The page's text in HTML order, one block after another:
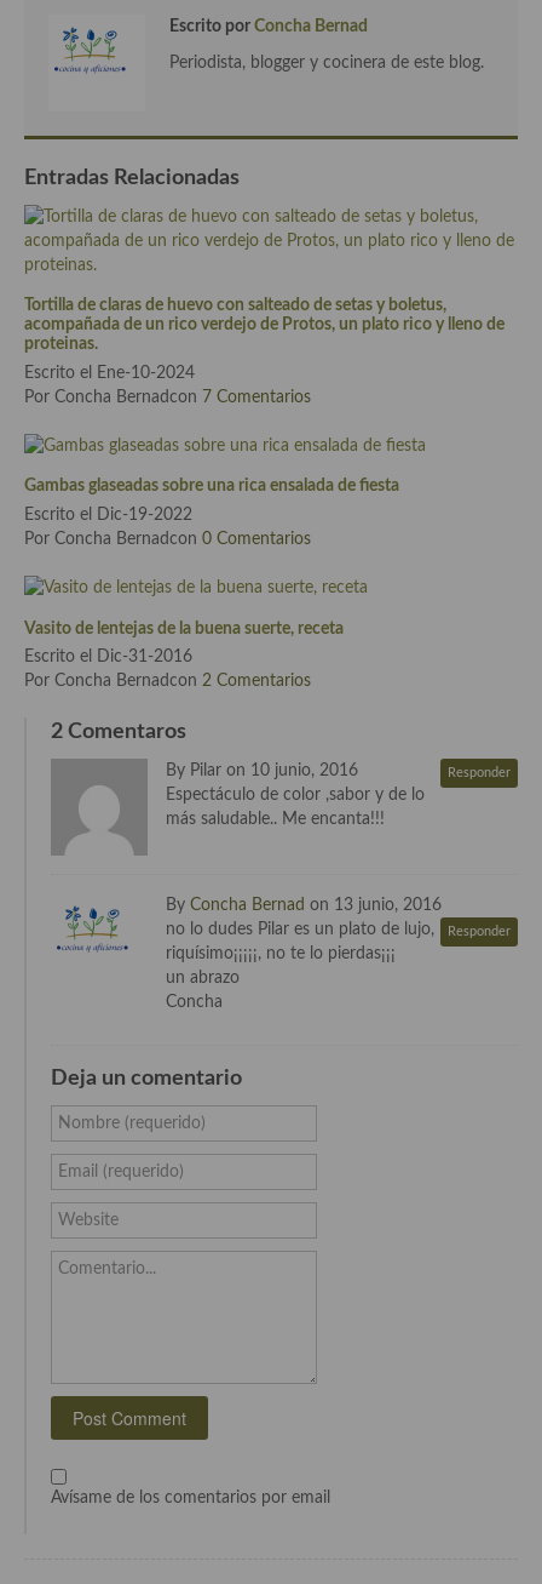
Cocina del Pacifico
Cocina Africana
Cocina Sudafrinaca
Cocina del Congo
Cocina Sefardí
Cocina Yoshoku
Cocina callejera
Cocina fusión
Cocinas de España
Cocina Andaluza
Cocina Aragonesa
Cocina Asturiana
Cocina Canaria
Cocina Castilla – La Mancha
Cocina Gallega
Cocina Madrileña
Cocina Murciana
Cocina Navarra
Cocina Riojana
Cocina Europea
Cocina Austriaca
Escrito por Concha Bernad
Periodista, blogger y cocinera de este blog.
Entradas Relacionadas
Tortilla de claras de huevo con salteado de setas y boletus,
acompañada de un rico verdejo de Protos, un plato rico y lleno de
proteinas.
Escrito el Ene-10-2024
Por Concha Bernadcon 7 Comentarios
Gambas glaseadas sobre una rica ensalada de fiesta
Escrito el Dic-19-2022
Por Concha Bernadcon 0 Comentarios
Vasito de lentejas de la buena suerte, receta
Escrito el Dic-31-2016
Por Concha Bernadcon 2 Comentarios
2 Comentaros
By Pilar on 10 junio, 2016 Responder
Espectáculo de color ,sabor y de lo
más saludable.. Me encanta!!!
By Concha Bernad on 13 junio, 2016
Responder
no lo dudes Pilar es un plato de lujo,
riquísimo¡¡¡¡¡, no te lo pierdas¡¡¡
un abrazo
Concha
Deja un comentario
Nombre (requerido)
Email (requerido)
Website
Comentario...
Avísame de los comentarios por email